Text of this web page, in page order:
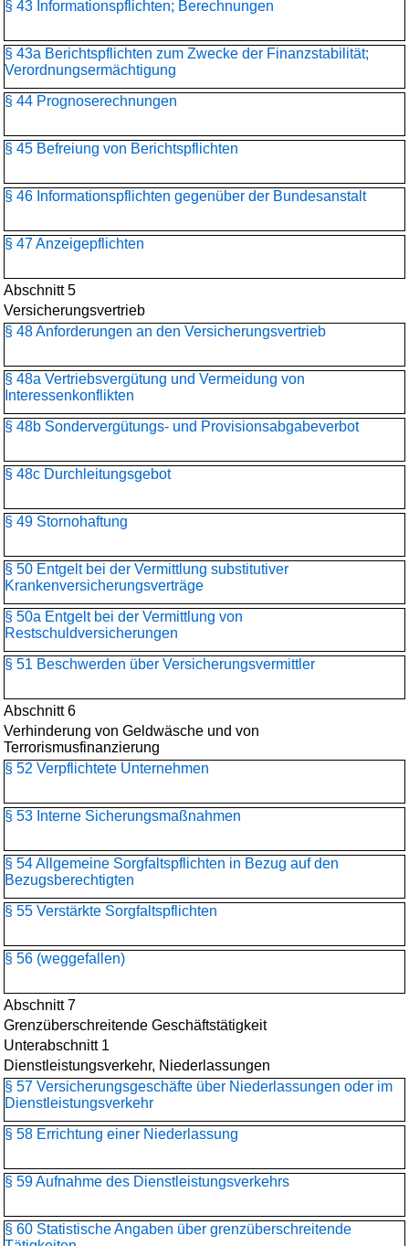
§ 43 Informationspflichten; Berechnungen
§ 43a Berichtspflichten zum Zwecke der Finanzstabilität;
Verordnungsermächtigung
§ 44 Prognoserechnungen
§ 45 Befreiung von Berichtspflichten
§ 46 Informationspflichten gegenüber der Bundesanstalt
§ 47 Anzeigepflichten
Abschnitt 5
Versicherungsvertrieb
§ 48 Anforderungen an den Versicherungsvertrieb
§ 48a Vertriebsvergütung und Vermeidung von
Interessenkonflikten
§ 48b Sondervergütungs- und Provisionsabgabeverbot
§ 48c Durchleitungsgebot
§ 49 Stornohaftung
§ 50 Entgelt bei der Vermittlung substitutiver
Krankenversicherungsverträge
§ 50a Entgelt bei der Vermittlung von
Restschuldversicherungen
§ 51 Beschwerden über Versicherungsvermittler
Abschnitt 6
Verhinderung von Geldwäsche und von
Terrorismusfinanzierung
§ 52 Verpflichtete Unternehmen
§ 53 Interne Sicherungsmaßnahmen
§ 54 Allgemeine Sorgfaltspflichten in Bezug auf den
Bezugsberechtigten
§ 55 Verstärkte Sorgfaltspflichten
§ 56 (weggefallen)
Abschnitt 7
Grenzüberschreitende Geschäftstätigkeit
Unterabschnitt 1
Dienstleistungsverkehr, Niederlassungen
§ 57 Versicherungsgeschäfte über Niederlassungen oder im
Dienstleistungsverkehr
§ 58 Errichtung einer Niederlassung
§ 59 Aufnahme des Dienstleistungsverkehrs
§ 60 Statistische Angaben über grenzüberschreitende